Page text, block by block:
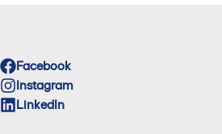
Facebook
Instagram
LinkedIn